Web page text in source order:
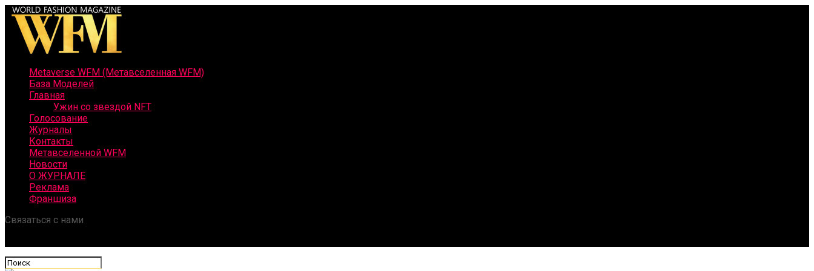
Metaverse WFM (Метавселенная WFM)
База Моделей
Главная
Ужин со звездой NFT
Голосование
Журналы
Контакты
Метавселенной WFM
Новости
О ЖУРНАЛЕ
Реклама
Франшиза
Связаться с нами